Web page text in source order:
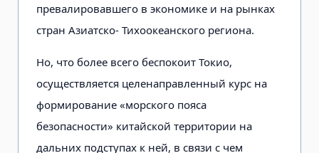
превалировавшего в экономике и на рынках
стран Азиатско- Тихоокеанского региона.
Но, что более всего беспокоит Токио,
осуществляется целенаправленный курс на
формирование «морского пояса
безопасности» китайской территории на
дальних подступах к ней, в связи с чем